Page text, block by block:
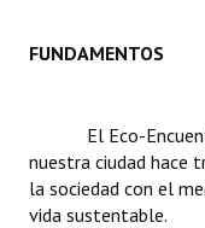
Actas de Audiencias
NORMATIVA
FUNDAMENTOS
El Eco-
nuestra ciudad hace
la sociedad con el
vida sustentable.